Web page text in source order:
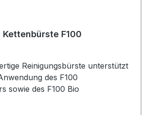
Kettenbürste F100
Reinigungsbürste unterstützt
des F100
sowie des F100 Bio